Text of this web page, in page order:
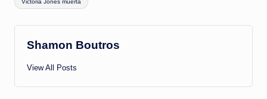
Shamon Boutros
View All Posts